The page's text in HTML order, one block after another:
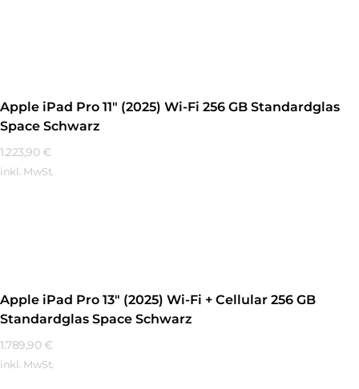
Apple iPad Pro 11″ (2025) Wi-Fi 256 GB Standardglas
Space Schwarz
1.223,90 €
inkl. MwSt.
Apple iPad Pro 13″ (2025) Wi-Fi + Cellular 256 GB
Standardglas Space Schwarz
1.789,90 €
inkl. MwSt.